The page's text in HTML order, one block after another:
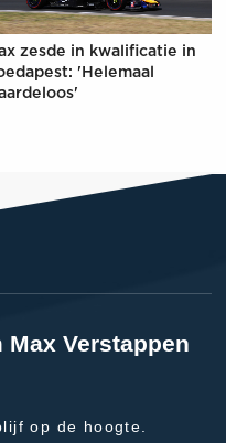
zesde in kwalificatie in
'Helemaal
Verstappen
op de hoogte.